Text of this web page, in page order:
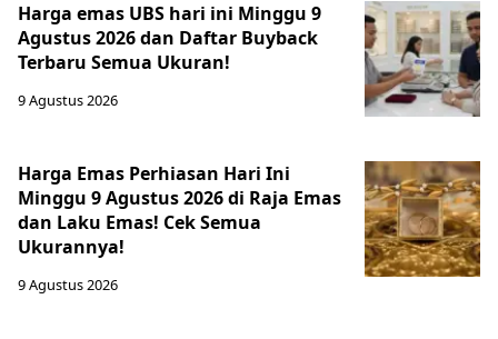
Harga emas UBS hari ini Minggu 9
Agustus 2026 dan Daftar Buyback
Terbaru Semua Ukuran!
9 Agustus 2026
Harga Emas Perhiasan Hari Ini
Minggu 9 Agustus 2026 di Raja Emas
dan Laku Emas! Cek Semua
Ukurannya!
9 Agustus 2026